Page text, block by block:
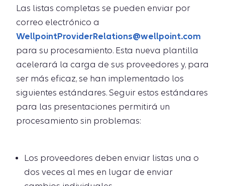
Las listas completas se pueden enviar por
correo electrónico a
WellpointProviderRelations@wellpoint.com
para su procesamiento. Esta nueva plantilla
acelerará la carga de sus proveedores y, para
ser más eficaz, se han implementado los
siguientes estándares. Seguir estos estándares
para las presentaciones permitirá un
procesamiento sin problemas:
Los proveedores deben enviar listas una o
dos veces al mes en lugar de enviar